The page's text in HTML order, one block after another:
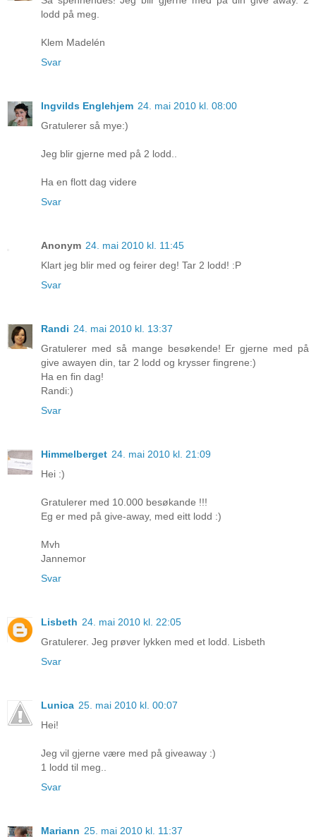
lodd på meg.
Klem Madelén
Svar
Ingvilds Englehjem 24. mai 2010 kl. 08:00
Gratulerer så mye:)
Jeg blir gjerne med på 2 lodd..
Ha en flott dag videre
Svar
Anonym 24. mai 2010 kl. 11:45
Klart jeg blir med og feirer deg! Tar 2 lodd! :P
Svar
Randi 24. mai 2010 kl. 13:37
Gratulerer med så mange besøkende! Er gjerne med på
give awayen din, tar 2 lodd og krysser fingrene:)
Ha en fin dag!
Randi:)
Svar
Himmelberget 24. mai 2010 kl. 21:09
Hei :)
Gratulerer med 10.000 besøkande !!!
Eg er med på give-away, med eitt lodd :)
Mvh
Jannemor
Svar
Lisbeth 24. mai 2010 kl. 22:05
Gratulerer. Jeg prøver lykken med et lodd. Lisbeth
Svar
Lunica 25. mai 2010 kl. 00:07
Hei!
Jeg vil gjerne være med på giveaway :)
1 lodd til meg..
Svar
Mariann 25. mai 2010 kl. 11:37